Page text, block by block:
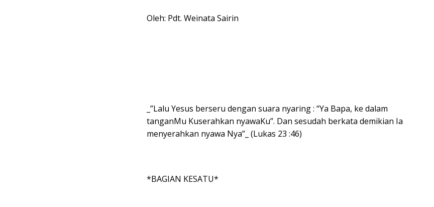
Oleh: Pdt. Weinata Sairin
_”Lalu Yesus berseru dengan suara nyaring : “Ya Bapa, ke dalam
tanganMu Kuserahkan nyawaKu”. Dan sesudah berkata demikian Ia
menyerahkan nyawa Nya”_ (Lukas 23 :46)
*BAGIAN KESATU*